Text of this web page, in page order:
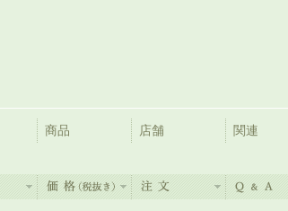
商品 店舗 関連